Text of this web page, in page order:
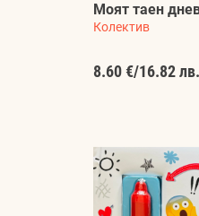
Моят таен
Колектив
8.60 €/16.82 лв.